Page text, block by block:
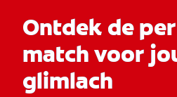
Ontdek de
match voor
glimlach